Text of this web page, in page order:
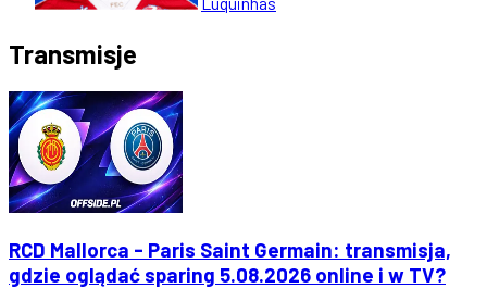
Transmisje
RCD Mallorca - Paris Saint Germain: transmisja,
gdzie oglądać sparing 5.08.2026 online i w TV?